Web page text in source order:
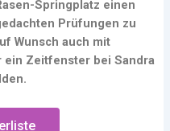
Springplatz einen
Prüfungen zu
Wunsch auch mit
ein Zeitfenster bei Sandra